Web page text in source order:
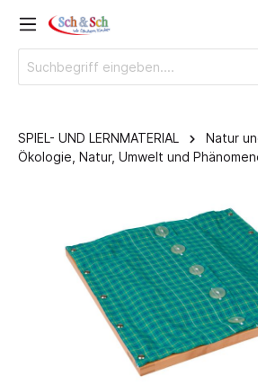
SPIEL- UND LERNMATERIAL
Natur
Ökologie, Natur, Umwelt und